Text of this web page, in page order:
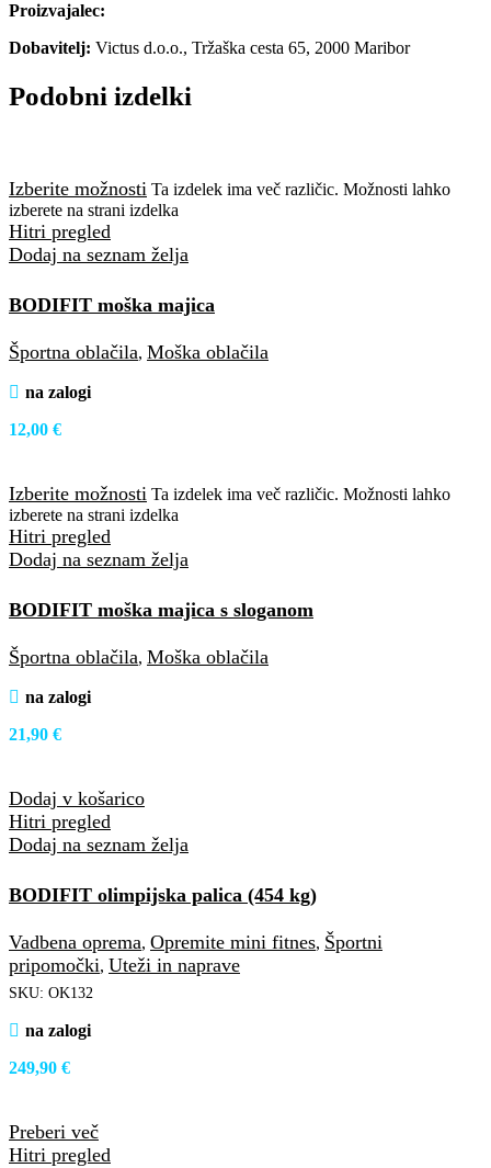
Proizvajalec:
Dobavitelj: Victus d.o.o., Tržaška cesta 65, 2000 Maribor
Podobni izdelki
Izberite možnosti Ta izdelek ima več različic. Možnosti lahko
izberete na strani izdelka
Hitri pregled
Dodaj na seznam želja
BODIFIT moška majica
Športna oblačila, Moška oblačila
na zalogi
12,00 €
Izberite možnosti Ta izdelek ima več različic. Možnosti lahko
izberete na strani izdelka
Hitri pregled
Dodaj na seznam želja
BODIFIT moška majica s sloganom
Športna oblačila, Moška oblačila
na zalogi
21,90 €
Dodaj v košarico
Hitri pregled
Dodaj na seznam želja
BODIFIT olimpijska palica (454 kg)
Vadbena oprema, Opremite mini fitnes, Športni
pripomočki, Uteži in naprave
SKU: OK132
na zalogi
249,90 €
Preberi več
Hitri pregled